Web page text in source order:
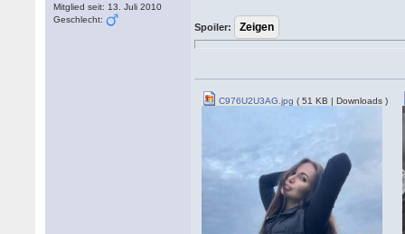
Mitglied seit: 13. Juli 2010
Geschlecht:
Spoiler:
C976U2U3AG.jpg ( 51 KB | Downloads )